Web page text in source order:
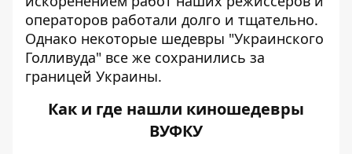
операторов работали долго и тщательно.
Однако некоторые шедевры "Украинского
Голливуда" все же сохранились за
границей Украины.
Как и где нашли киношедевры
ВУФКУ